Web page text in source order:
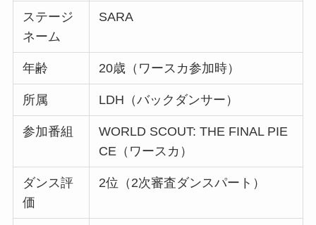
ステージ
ネーム
SARA
年齢 20歳（ワースカ参加時）
所属 LDH（バックダンサー）
参加番組
WORLD SCOUT: THE FINAL PIE
CE（ワースカ）
ダンス評
価
2位（2次審査ダンスパート）